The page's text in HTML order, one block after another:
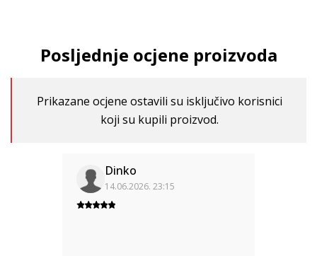
Posljednje ocjene proizvoda
Prikazane ocjene ostavili su isključivo korisnici
koji su kupili proizvod.
Dinko
14.06.2026. 23:15